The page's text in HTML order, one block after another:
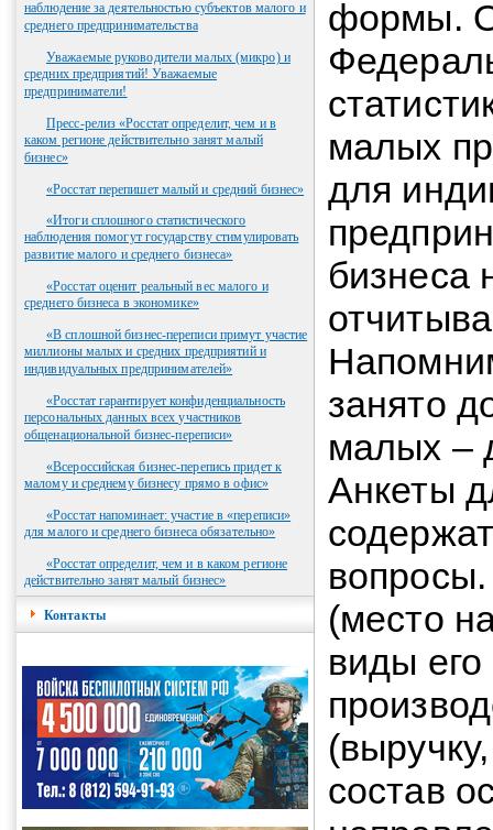
наблюдение за деятельностью субъектов малого и
среднего предпринимательства
Уважаемые руководители малых (микро) и
средних предприятий! Уважаемые
предприниматели!
Пресс-релиз «Росстат определит, чем и в
каком регионе действительно занят малый
бизнес»
«Росстат перепишет малый и средний бизнес»
«Итоги сплошного статистического
наблюдения помогут государству стимулировать
развитие малого и среднего бизнеса»
«Росстат оценит реальный вес малого и
среднего бизнеса в экономике»
«В сплошной бизнес-переписи примут участие
миллионы малых и средних предприятий и
индивидуальных предпринимателей»
«Росстат гарантирует конфиденциальность
персональных данных всех участников
общенациональной бизнес-переписи»
«Всероссийская бизнес-перепись придет к
малому и среднему бизнесу прямо в офис»
«Росстат напоминает: участие в «переписи»
для малого и среднего бизнеса обязательно»
«Росстат определит, чем и в каком регионе
действительно занят малый бизнес»
Контакты
формы.
малых
для
бизнеса
занято
малых –
Анкеты
вопросы.
(место
виды
состав